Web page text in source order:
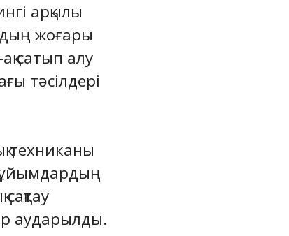
арқылы
жоғары
сатып алу
тәсілдері
техниканы
ұйымдардың
аударылды.